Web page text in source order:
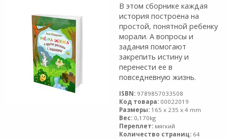
В этом сборнике каждая
история построена на
простой, понятной ребенку
морали. А вопросы и
задания помогают
закрепить истину и
перенести ее в
повседневную жизнь.
ISBN: 9789857033508
Код товара: 00022019
Размеры: 165 x 235 x 4 mm
Вес: 0,170kg
Переплет: мягкий
Количество страниц: 64